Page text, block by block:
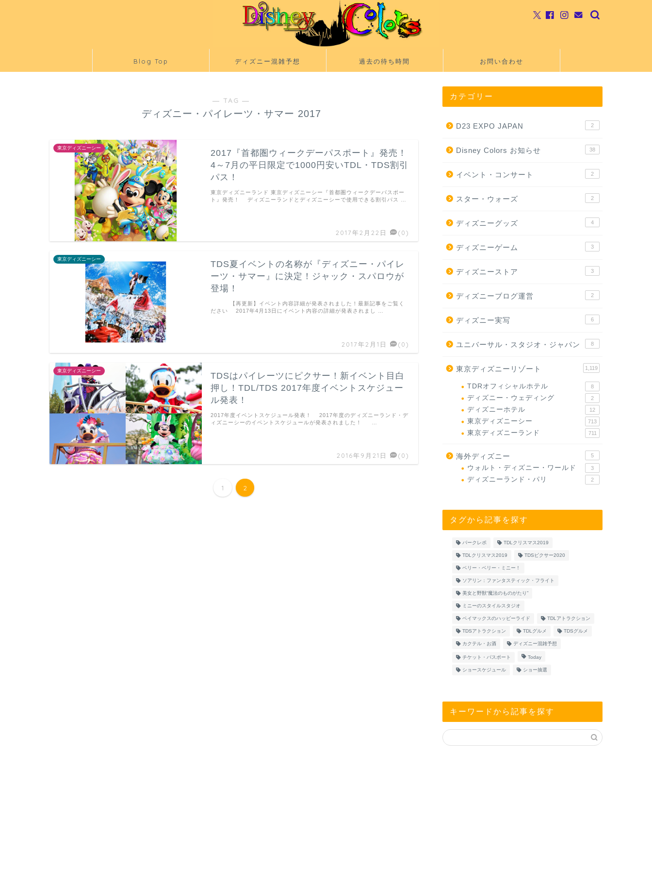
Blog Top ディズニー混雑予想 過去の待ち時間 お問い合わせ
― TAG ―
ディズニー・パイレーツ・サマー 2017
東京ディズニーシー
2017『首都圏ウィークデーパスポート』発売！
4～7月の平日限定で1000円安いTDL・TDS割引
パス！
2017年2月22日 (0)
東京ディズニーランド 東京ディズニーシー『首都圏ウィークデーパスポー
ト』発売！ ディズニーランドとディズニーシーで使用できる割引パス …
東京ディズニーシー
TDS夏イベントの名称が『ディズニー・パイレ
ーツ・サマー』に決定！ジャック・スパロウが
登場！
2017年2月1日 (0)
【再更新】イベント内容詳細が発表されました！最新記事をご覧く
ださい 2017年4月13日にイベント内容の詳細が発表されまし …
東京ディズニーシー
TDSはパイレーツにピクサー！新イベント目白
押し！TDL/TDS 2017年度イベントスケジュー
ル発表！
2016年9月21日 (0)
2017年度イベントスケジュール発表！ 2017年度のディズニーランド・デ
ィズニーシーのイベントスケジュールが発表されました！ …
1 2
カテゴリー
D23 EXPO JAPAN 2
Disney Colors お知らせ 38
イベント・コンサート 2
スター・ウォーズ 2
ディズニーグッズ 4
ディズニーゲーム 3
ディズニーストア 3
ディズニーブログ運営 2
ディズニー実写 6
ユニバーサル・スタジオ・ジャパン 8
東京ディズニーリゾート 1,119
TDRオフィシャルホテル 8
ディズニー・ウェディング 2
ディズニーホテル 12
東京ディズニーシー 713
東京ディズニーランド 711
海外ディズニー 5
ウォルト・ディズニー・ワールド 3
ディズニーランド・パリ 2
タグから記事を探す
パークレポ TDLクリスマス2019
TDLクリスマス2019 TDSピクサー2020
ベリー・ベリー・ミニー！
ソアリン：ファンタスティック・フライト
美女と野獣“魔法のものがたり”
ミニーのスタイルスタジオ
ベイマックスのハッピーライド TDLアトラクション
TDSアトラクション TDLグルメ TDSグルメ
カクテル・お酒 ディズニー混雑予想
チケット・パスポート Today
ショースケジュール ショー抽選
キーワードから記事を探す